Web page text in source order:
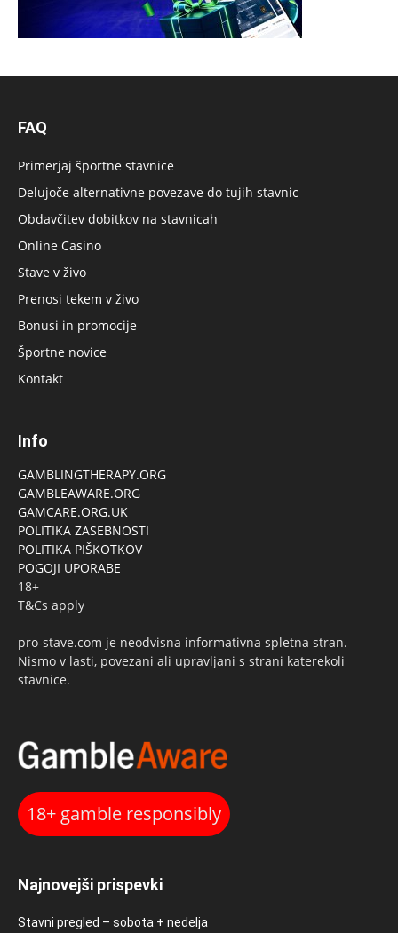
FAQ
Primerjaj športne stavnice
Delujoče alternativne povezave do tujih stavnic
Obdavčitev dobitkov na stavnicah
Online Casino
Stave v živo
Prenosi tekem v živo
Bonusi in promocije
Športne novice
Kontakt
Info
GAMBLINGTHERAPY.ORG
GAMBLEAWARE.ORG
GAMCARE.ORG.UK
POLITIKA ZASEBNOSTI
POLITIKA PIŠKOTKOV
POGOJI UPORABE
18+
T&Cs apply
pro-stave.com je neodvisna informativna spletna stran.
Nismo v lasti, povezani ali upravljani s strani katerekoli
stavnice.
18+ gamble responsibly
Najnovejši prispevki
Stavni pregled – sobota + nedelja